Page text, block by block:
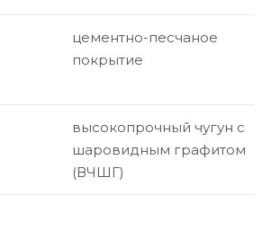
цементно-песчаное
покрытие
высокопрочный чугун с
шаровидным графитом
(ВЧШГ)